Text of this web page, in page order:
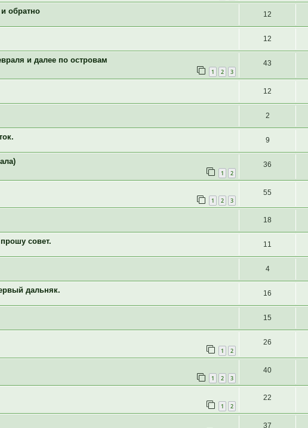
обратно 12
12
и далее по островам
1 2 3
43
12
2
9
1 2
36
1 2 3
55
18
совет. 11
4
дальняк. 16
15
1 2
26
1 2 3
40
1 2
22
37